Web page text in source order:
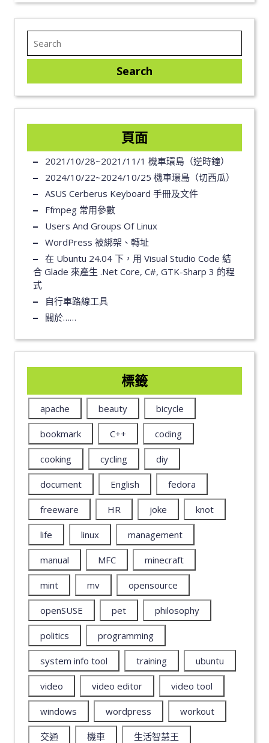
頁面
2021/10/28~2021/11/1 機車環島（逆時鐘）
2024/10/22~2024/10/25 機車環島（切西瓜）
ASUS Cerberus Keyboard 手冊及文件
Ffmpeg 常用參數
Users And Groups Of Linux
WordPress 被綁架、轉址
在 Ubuntu 24.04 下，用 Visual Studio Code 結
合 Glade 來產生 .Net Core, C#, GTK-Sharp 3 的程
式
自行車路線工具
關於……
標籤
apache beauty bicycle
bookmark C++ coding
cooking cycling diy
document English fedora
freeware HR joke knot
life linux management
manual MFC minecraft
mint mv opensource
openSUSE pet philosophy
politics programming
system info tool training ubuntu
video video editor video tool
windows wordpress workout
交通 機車 生活智慧王